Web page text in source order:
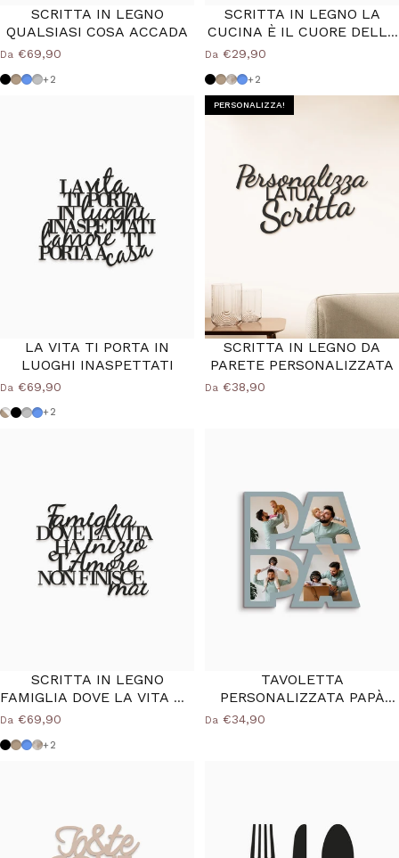
SCRITTA IN LEGNO
QUALSIASI COSA ACCADA
Da €69,90
Nero
Tortora
Azzurro Polvere
Grigio Medio
+2
SCRITTA IN LEGNO LA
CUCINA È IL CUORE DELLA
Da €29,90
Nero
Tortora
Shabby
Azzurro Polvere
+2
LA VITA TI PORTA IN
LUOGHI INASPETTATI
Da €69,90
Tortora-bianco
Nero
Grigio Medio
Azzurro Polvere
+2
PERSONALIZZA!
SCRITTA IN LEGNO DA
PARETE PERSONALIZZATA
Da €38,90
SCRITTA IN LEGNO
FAMIGLIA DOVE LA VITA HA
Da €69,90
Nero
Tortora
Azzurro Polvere
Shabby
+2
TAVOLETTA
PERSONALIZZATA PAPÀ
Da €34,90